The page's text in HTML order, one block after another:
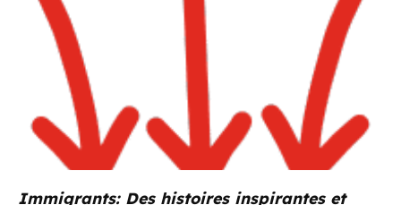
Immigrants: Des histoires inspirantes et